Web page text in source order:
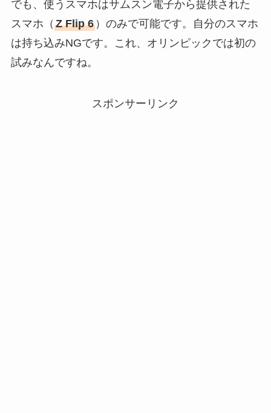
でも、使うスマホはサムスン電子から提供された
スマホ（ Z Flip 6）のみで可能です。自分のスマホ
は持ち込みNGです。これ、オリンピックでは初の
試みなんですね。
スポンサーリンク